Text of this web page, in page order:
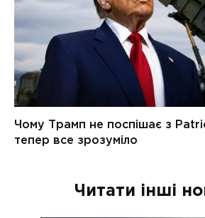
Читати інші